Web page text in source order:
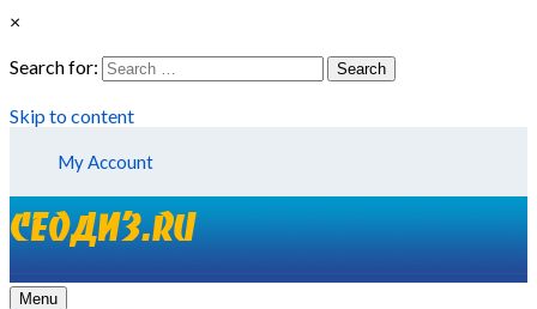
×
Search for:
Search
Skip to content
My Account
Menu